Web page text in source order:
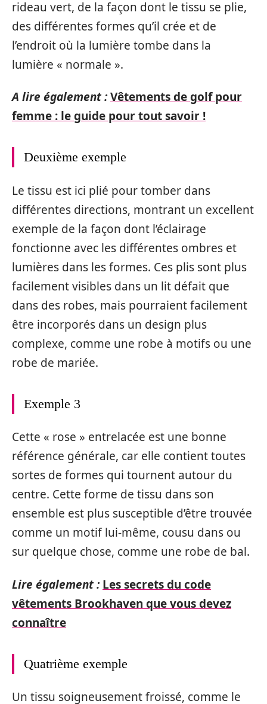
rideau vert, de la façon dont le tissu se plie,
des différentes formes qu’il crée et de
l’endroit où la lumière tombe dans la
lumière « normale ».
A lire également :Vêtements de golf pour
femme : le guide pour tout savoir !
Deuxième exemple
Le tissu est ici plié pour tomber dans
différentes directions, montrant un excellent
exemple de la façon dont l’éclairage
fonctionne avec les différentes ombres et
lumières dans les formes. Ces plis sont plus
facilement visibles dans un lit défait que
dans des robes, mais pourraient facilement
être incorporés dans un design plus
complexe, comme une robe à motifs ou une
robe de mariée.
Exemple 3
Cette « rose » entrelacée est une bonne
référence générale, car elle contient toutes
sortes de formes qui tournent autour du
centre. Cette forme de tissu dans son
ensemble est plus susceptible d’être trouvée
comme un motif lui-même, cousu dans ou
sur quelque chose, comme une robe de bal.
Lire également : Les secrets du code
vêtements Brookhaven que vous devez
connaître
Quatrième exemple
Un tissu soigneusement froissé, comme le